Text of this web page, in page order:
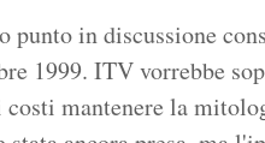
punto in discussione
1999. ITV vorrebbe
mantenere la